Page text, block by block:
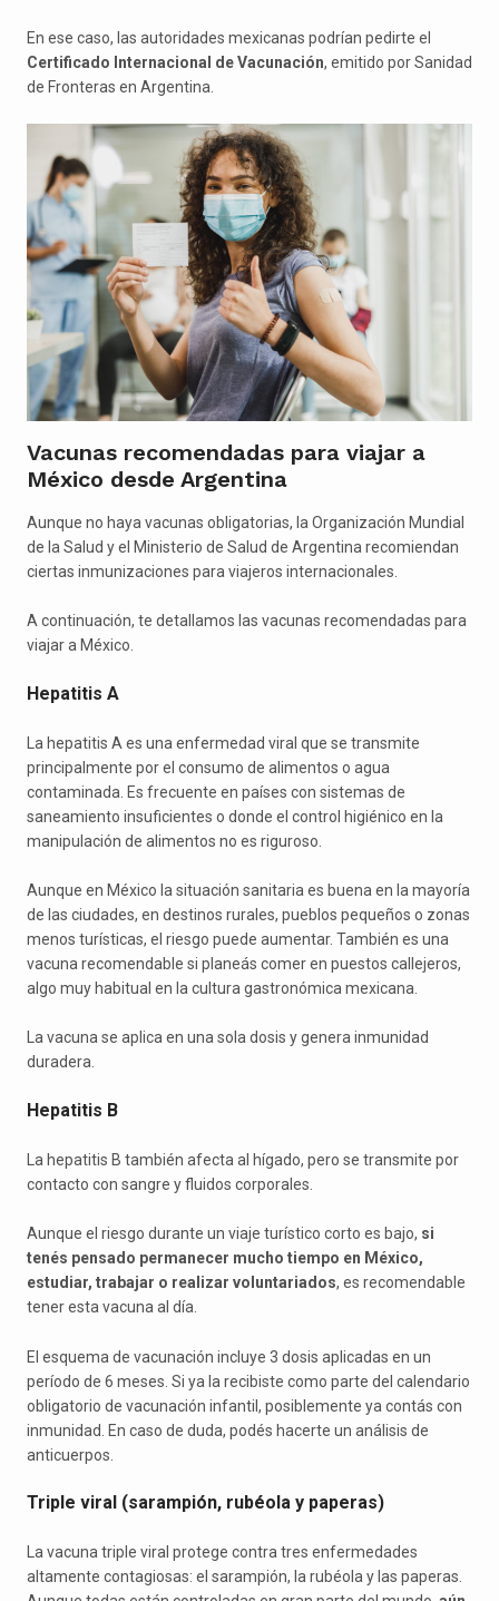
En ese caso, las autoridades mexicanas podrían pedirte el
Certificado Internacional de Vacunación, emitido por Sanidad
de Fronteras en Argentina.
Vacunas recomendadas para viajar a
México desde Argentina
Aunque no haya vacunas obligatorias, la Organización Mundial
de la Salud y el Ministerio de Salud de Argentina recomiendan
ciertas inmunizaciones para viajeros internacionales.
A continuación, te detallamos las vacunas recomendadas para
viajar a México.
Hepatitis A
La hepatitis A es una enfermedad viral que se transmite
principalmente por el consumo de alimentos o agua
contaminada. Es frecuente en países con sistemas de
saneamiento insuficientes o donde el control higiénico en la
manipulación de alimentos no es riguroso.
Aunque en México la situación sanitaria es buena en la mayoría
de las ciudades, en destinos rurales, pueblos pequeños o zonas
menos turísticas, el riesgo puede aumentar. También es una
vacuna recomendable si planeás comer en puestos callejeros,
algo muy habitual en la cultura gastronómica mexicana.
La vacuna se aplica en una sola dosis y genera inmunidad
duradera.
Hepatitis B
La hepatitis B también afecta al hígado, pero se transmite por
contacto con sangre y fluidos corporales.
Aunque el riesgo durante un viaje turístico corto es bajo, si
tenés pensado permanecer mucho tiempo en México,
estudiar, trabajar o realizar voluntariados, es recomendable
tener esta vacuna al día.
El esquema de vacunación incluye 3 dosis aplicadas en un
período de 6 meses. Si ya la recibiste como parte del calendario
obligatorio de vacunación infantil, posiblemente ya contás con
inmunidad. En caso de duda, podés hacerte un análisis de
anticuerpos.
Triple viral (sarampión, rubéola y paperas)
La vacuna triple viral protege contra tres enfermedades
altamente contagiosas: el sarampión, la rubéola y las paperas.